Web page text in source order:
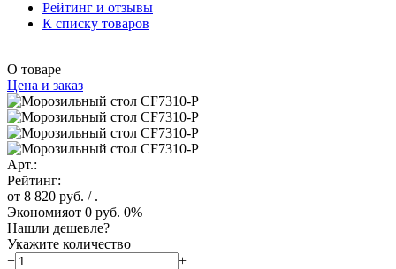
Рейтинг и отзывы
К списку товаров
О товаре
Цена и заказ
Арт.:
Рейтинг:
от 8 820 руб. / .
Экономияот 0 руб. 0%
Нашли дешевле?
Укажите количество
−
+